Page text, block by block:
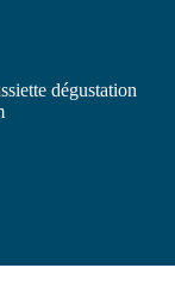
dégustation